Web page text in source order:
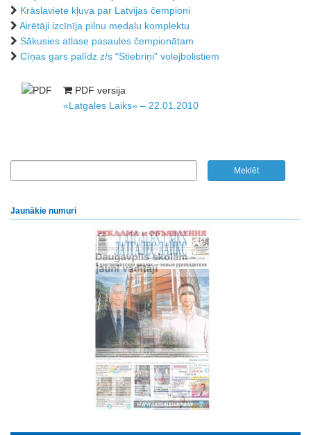
Krāslaviete kļuva par Latvijas čempioni
Airētāji izcīnīja pilnu medaļu komplektu
Sākusies atlase pasaules čempionātam
Cīņas gars palīdz z/s “Stiebriņi” volejbolistiem
PDF versija
«Latgales Laiks» – 22.01.2010
Jaunākie numuri